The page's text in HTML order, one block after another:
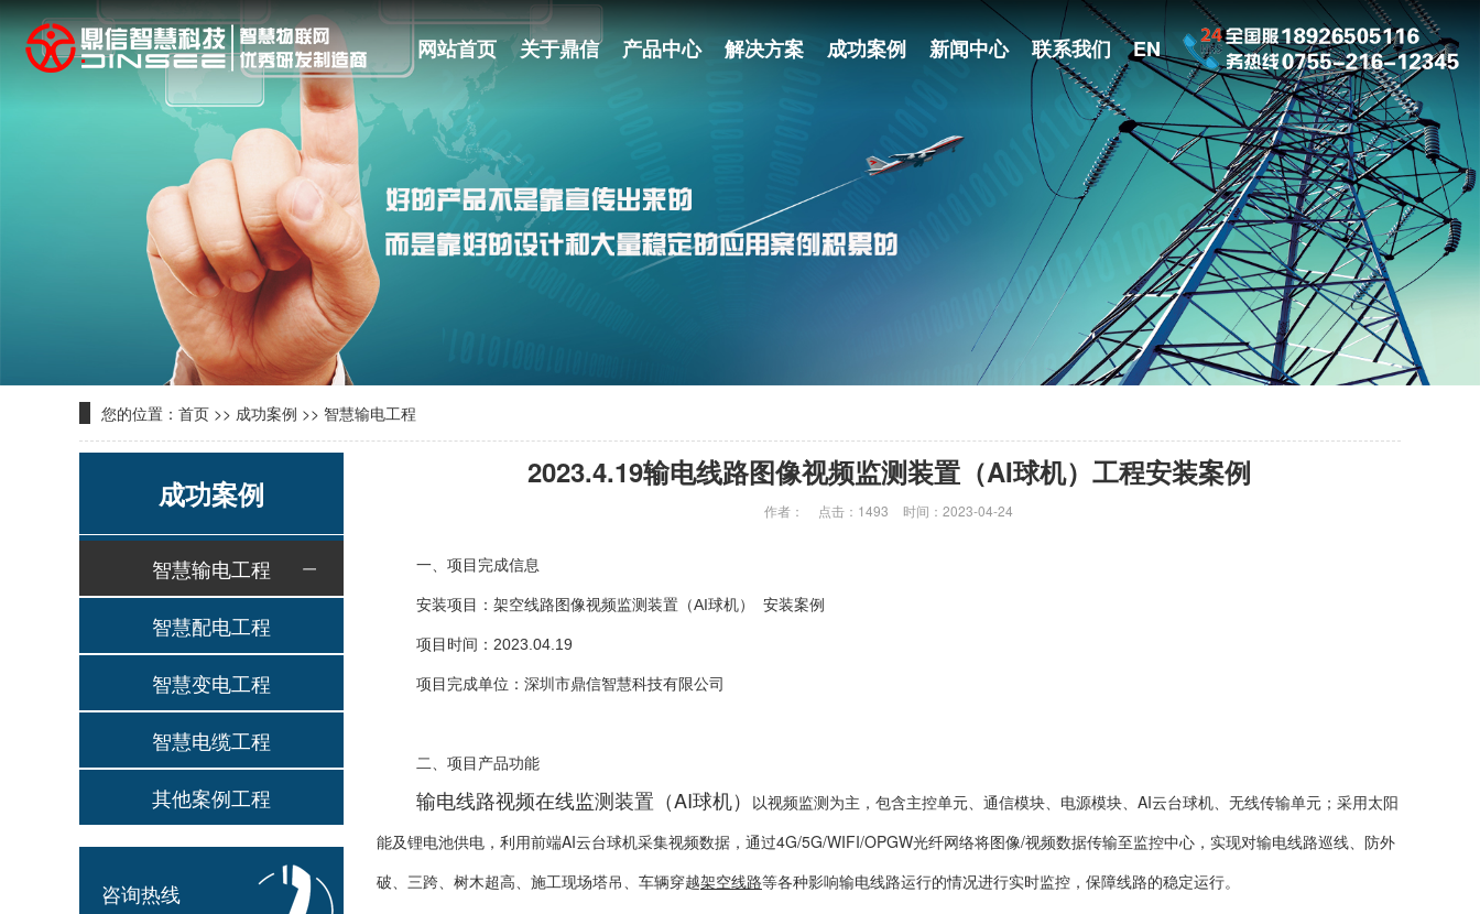
网站首页 关于鼎信 产品中心 解决方案 成功案例 新闻中心 联系我们 EN
您的位置： 首页 >> 成功案例 >> 智慧输电工程
成功案例
智慧输电工程
智慧配电工程
智慧变电工程
智慧电缆工程
其他案例工程
咨询热线
2023.4.19输电线路图像视频监测装置（AI球机）工程安装案例
作者： 点击：1493 时间：2023-04-24
一、项目完成信息
安装项目：架空线路图像视频监测装置（AI球机） 安装案例
项目时间：2023.04.19
项目完成单位：深圳市鼎信智慧科技有限公司
二、项目产品功能
输电线路视频在线监测装置（AI球机） 以视频监测为主，包含主控单元、通信模块、电源模块、AI云台球机、无线传输单元；采用太阳
能及锂电池供电，利用前端AI云台球机采集视频数据，通过4G/5G/WIFI/OPGW光纤网络将图像/视频数据传输至监控中心，实现对输电线路巡线、防外
破、三跨、树木超高、施工现场塔吊、车辆穿越架空线路等各种影响输电线路运行的情况进行实时监控，保障线路的稳定运行。